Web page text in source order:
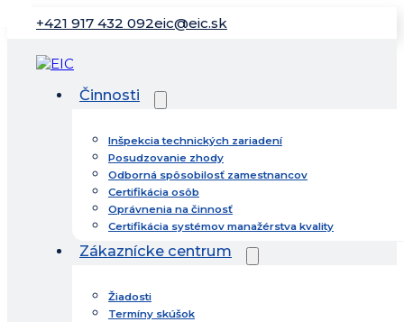
+421 917 432 092eic@eic.sk
Činnosti
Inšpekcia technických zariadení
Posudzovanie zhody
Odborná spôsobilosť zamestnancov
Certifikácia osôb
Oprávnenia na činnosť
Certifikácia systémov manažérstva kvality
Zákaznícke centrum
Žiadosti
Termíny skúšok